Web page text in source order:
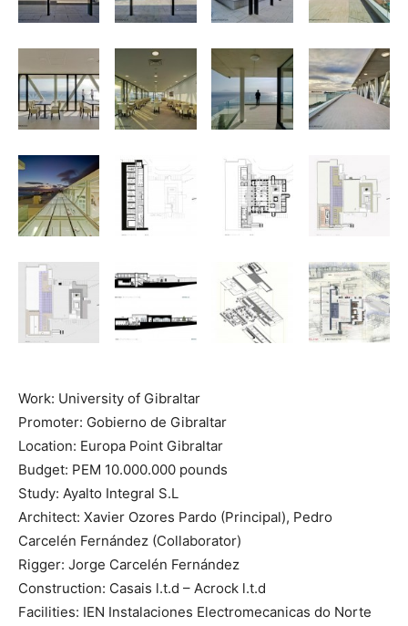
Work: University of Gibraltar
Promoter: Gobierno de Gibraltar
Location: Europa Point Gibraltar
Budget: PEM 10.000.000 pounds
Study: Ayalto Integral S.L
Architect: Xavier Ozores Pardo (Principal), Pedro
Carcelén Fernández (Collaborator)
Rigger: Jorge Carcelén Fernández
Construction: Casais l.t.d – Acrock l.t.d
Facilities: IEN Instalaciones Electromecanicas do Norte